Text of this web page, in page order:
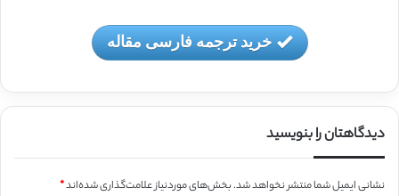
خرید ترجمه فارسی مقاله
دیدگاهتان را بنویسید
نشانی ایمیل شما منتشر نخواهد شد.بخش‌های موردنیاز علامت‌گذاری شده‌اند*